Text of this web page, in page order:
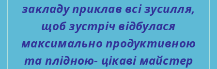
закладу приклав всі зусилля,
щоб зустріч відбулася
максимально продуктивною
та плідною- цікаві майстер